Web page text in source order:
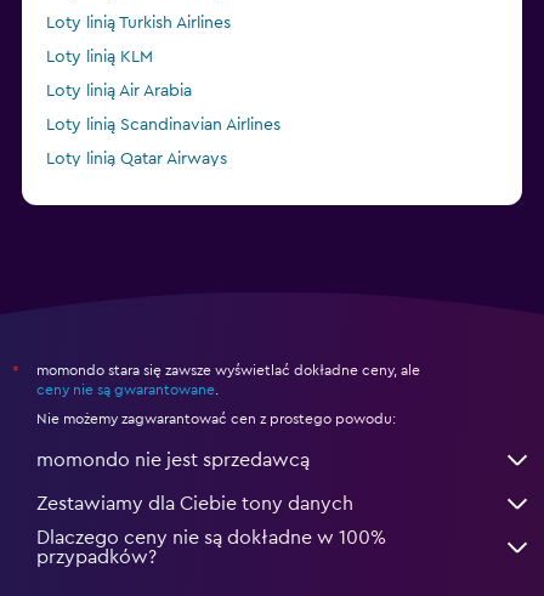
Loty linią Turkish Airlines
Loty linią KLM
Loty linią Air Arabia
Loty linią Scandinavian Airlines
Loty linią Qatar Airways
*
momondo stara się zawsze wyświetlać dokładne ceny, ale
ceny nie są gwarantowane
Nie możemy zagwarantować cen z prostego powodu:
momondo nie jest sprzedawcą
Zestawiamy dla Ciebie tony danych
Dlaczego ceny nie są dokładne w 100%
przypadków?